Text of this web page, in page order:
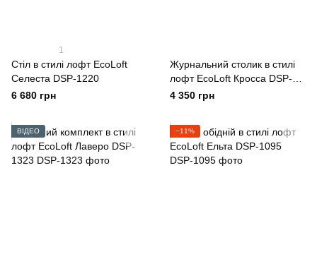
1
Стіл в стилі лофт EcoLoft
Селеста DSP-1220
6 680 грн
Журнальний столик в стилі
лофт EcoLoft Кросса DSP-
1355
4 350 грн
ВІДЕО −11%